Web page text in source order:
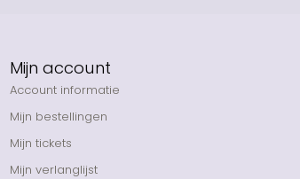
Mijn account
Account informatie
Mijn bestellingen
Mijn tickets
Mijn verlanglijst